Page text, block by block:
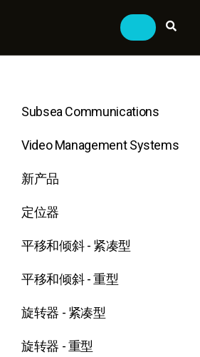
Subsea Communications
Video Management Systems
新产品
定位器
平移和倾斜 - 紧凑型
平移和倾斜 - 重型
旋转器 - 紧凑型
旋转器 - 重型